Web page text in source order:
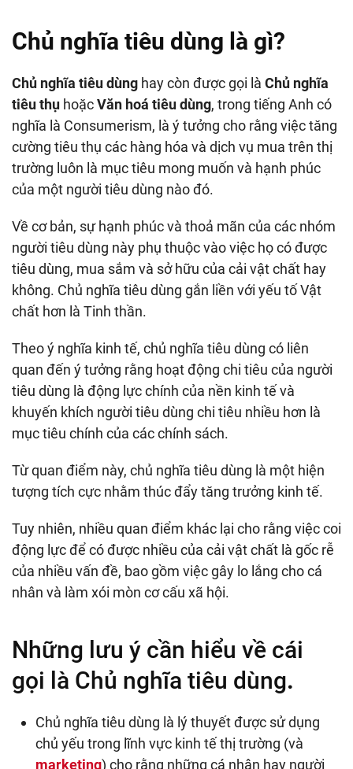
Chủ nghĩa tiêu dùng là gì?
Chủ nghĩa tiêu dùng hay còn được gọi là Chủ nghĩa
tiêu thụ hoặcVăn hoá tiêu dùng, trong tiếng Anh có
nghĩa là Consumerism, là ý tưởng cho rằng việc tăng
cường tiêu thụ các hàng hóa và dịch vụ mua trên thị
trường luôn là mục tiêu mong muốn và hạnh phúc
của một người tiêu dùng nào đó.
Về cơ bản, sự hạnh phúc và thoả mãn của các nhóm
người tiêu dùng này phụ thuộc vào việc họ có được
tiêu dùng, mua sắm và sở hữu của cải vật chất hay
không. Chủ nghĩa tiêu dùng gắn liền với yếu tố Vật
chất hơn là Tinh thần.
Theo ý nghĩa kinh tế, chủ nghĩa tiêu dùng có liên
quan đến ý tưởng rằng hoạt động chi tiêu của người
tiêu dùng là động lực chính của nền kinh tế và
khuyến khích người tiêu dùng chi tiêu nhiều hơn là
mục tiêu chính của các chính sách.
Từ quan điểm này, chủ nghĩa tiêu dùng là một hiện
tượng tích cực nhằm thúc đẩy tăng trưởng kinh tế.
Tuy nhiên, nhiều quan điểm khác lại cho rằng việc coi
động lực để có được nhiều của cải vật chất là gốc rễ
của nhiều vấn đề, bao gồm việc gây lo lắng cho cá
nhân và làm xói mòn cơ cấu xã hội.
Những lưu ý cần hiểu về cái
gọi là Chủ nghĩa tiêu dùng.
Chủ nghĩa tiêu dùng là lý thuyết được sử dụng
chủ yếu trong lĩnh vực kinh tế thị trường (và
marketing) cho rằng những cá nhân hay người